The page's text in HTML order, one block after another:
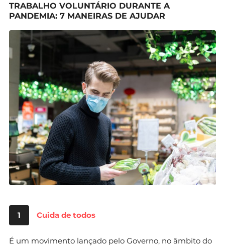
TRABALHO VOLUNTÁRIO DURANTE A
PANDEMIA: 7 MANEIRAS DE AJUDAR
1 Cuida de todos
É um movimento lançado pelo Governo, no âmbito do